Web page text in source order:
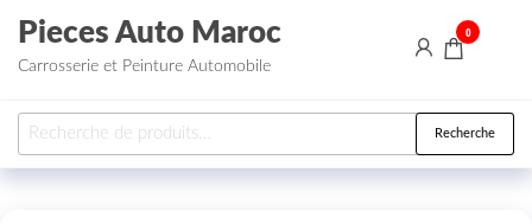
Aller au contenu
Pieces Auto Maroc
Carrosserie et Peinture Automobile
0
Recherche pour : Recherche